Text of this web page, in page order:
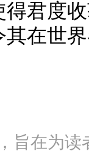
君度
在世
旨在为